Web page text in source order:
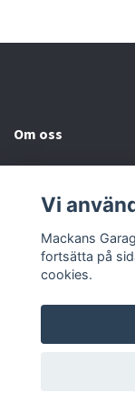
Om oss
Sociala medier
Vi
Mackans
fortsätta på
cookies.